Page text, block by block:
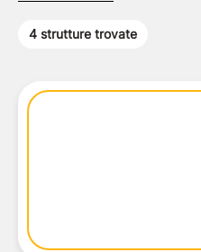
4 strutture trovate